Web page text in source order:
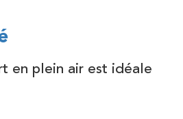
en plein air est idéale